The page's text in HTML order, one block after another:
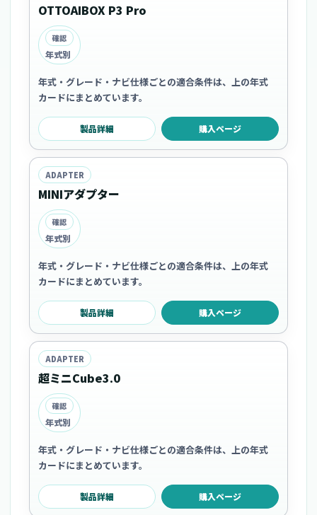
OTTOAIBOX P3 Pro
確認
年式別
年式・グレード・ナビ仕様ごとの適合条件は、上の年式
カードにまとめています。
製品詳細 購入ページ
ADAPTER
MINIアダプター
確認
年式別
年式・グレード・ナビ仕様ごとの適合条件は、上の年式
カードにまとめています。
製品詳細 購入ページ
ADAPTER
超ミニCube3.0
確認
年式別
年式・グレード・ナビ仕様ごとの適合条件は、上の年式
カードにまとめています。
製品詳細 購入ページ